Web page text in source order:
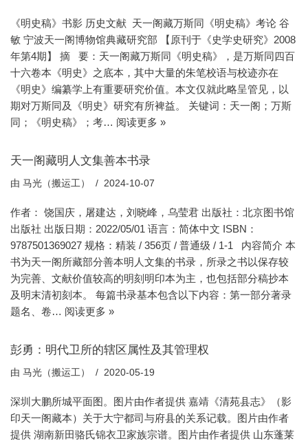
《明史稿》书影 历史文献 天一阁藏万斯同《明史稿》考论 谷
敏 宁波天一阁博物馆典藏研究部 【原刊于《史学史研究》2008
年第4期】 摘 要：天一阁藏万斯同《明史稿》，是万斯同四百
十六卷本《明史》之底本，其中大量的朱笔校语与校迹亦在
《明史》编纂学上有重要研究价值。本文仅就此略呈管见，以
期对万斯同及《明史》研究有所裨益。 关键词：天一阁；万斯
同；《明史稿》；考… 阅读更多 »
天一阁藏明人文集善本书录
由 马光（搬运工） 2024-10-07
作者： 饶国庆，屠建达，刘晓峰，乌莹君 出版社：北京图书馆
出版社 出版日期：2022/05/01 语言：简体中文 ISBN：
9787501369027 规格：精装 / 356页 / 普通级 / 1-1 内容简介 本
书为天一阁所藏部分善本明人文集的书录，所录之书以保存较
为完善、文献价值较高的明刻明印本为主，也包括部分稿抄本
及明末清初刻本。 每篇书录基本包含以下内容：第一部分著录
题名、卷… 阅读更多 »
彭勇：明代卫所的辖区属性及其管理权
由 马光（搬运工） 2020-05-19
深圳大鹏所城平面图。图片由作者提供 嘉靖《清苑县志》（影
印天一阁藏本）关于大宁都司与府县的关系记载。图片由作者
提供 湖南新田骆氏锦衣卫家族宗谱。图片由作者提供 山东蓬莱